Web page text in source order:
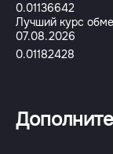
0.01136642
Лучший курс
07.08.2026
0.01182428